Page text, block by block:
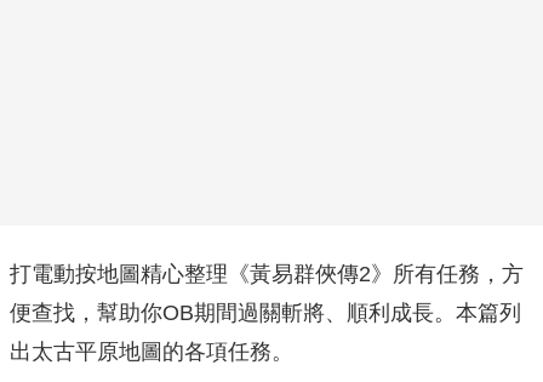
打電動按地圖精心整理《黃易群俠傳2》所有任務，方
便查找，幫助你OB期間過關斬將、順利成長。本篇列
出太古平原地圖的各項任務。